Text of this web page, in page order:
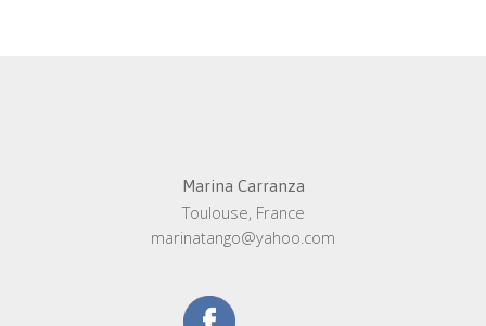
Marina Carranza
Toulouse, France
marinatango@yahoo.com